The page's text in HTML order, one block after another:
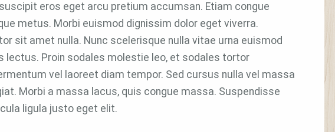
eros eget arcu pretium accumsan. Etiam congue
metus. Morbi euismod dignissim dolor eget viverra.
sit amet nulla. Nunc scelerisque nulla vitae urna euismod
lectus. Proin sodales molestie leo, et sodales tortor
vel laoreet diam tempor. Sed cursus nulla vel massa
Morbi a massa lacus, quis congue massa. Suspendisse
ligula justo eget elit.